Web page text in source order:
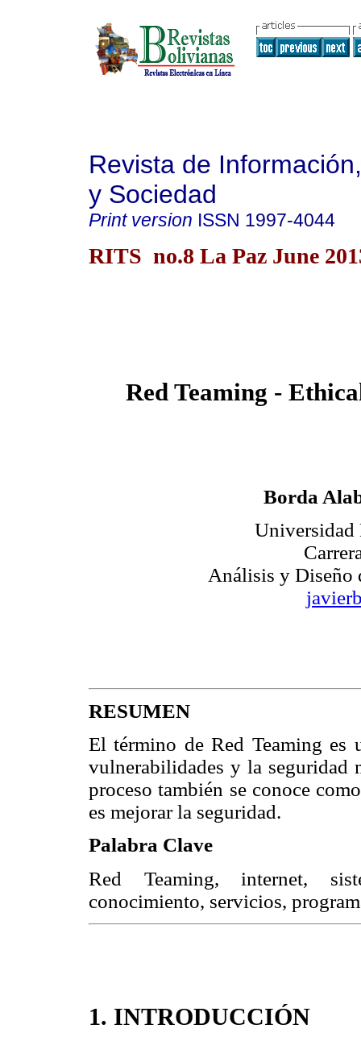
Revista de
y Sociedad
Print version ISSN 1997-4044
RITS no.8 La Paz June
Red Teaming -
Borda
Universidad
Análisis y Diseño
RESUMEN
El término de Red Teaming es
vulnerabilidades y la seguridad
proceso también se conoce
es mejorar la seguridad.
Palabra Clave
Red Teaming, internet,
conocimiento, servicios,
1. INTRODUCCIÓN